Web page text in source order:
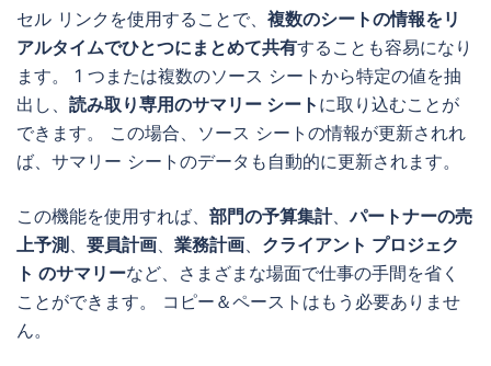
セル リンクを使用することで、 複数のシートの情報をリ
アルタイムでひとつにまとめて共有することも容易になり
ます。 1 つまたは複数のソース シートから特定の値を抽
出し、 読み取り専用のサマリー シート に取り込むことが
できます。 この場合、ソース シートの情報が更新されれ
ば、サマリー シートのデータも自動的に更新されます。
この機能を使用すれば、 部門の予算集計、パートナーの売
上予測 、 要員計画、 業務計画、 クライアント プロジェク
ト のサマリーなど、さまざまな場面で仕事の手間を省く
ことができます。 コピー＆ペーストはもう必要ありませ
ん。